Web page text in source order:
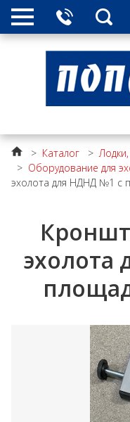
> Каталог >
> Оборудование для
эхолота для НДНД №1 с